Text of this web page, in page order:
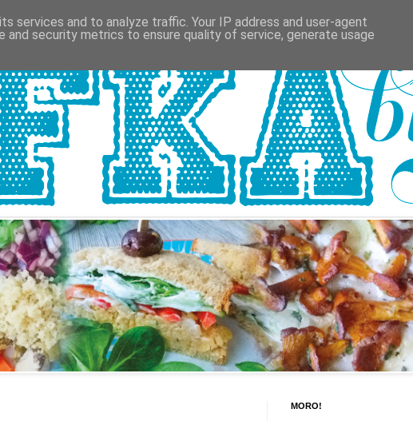
MORO!
services and to analyze traffic. Your IP address and user-agent
and security metrics to ensure quality of service, generate usage